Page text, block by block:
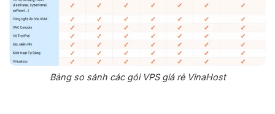
Bảng so sánh các gói VPS giá rẻ VinaHost